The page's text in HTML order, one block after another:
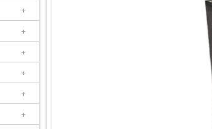
+
+
+
+
+
+